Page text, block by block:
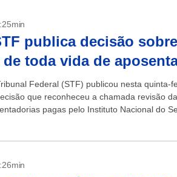
publica decisão sobre
de toda vida de
Federal (STF) publicou nesta quinta-
que reconheceu a chamada revisão
pagas pelo Instituto Nacional do